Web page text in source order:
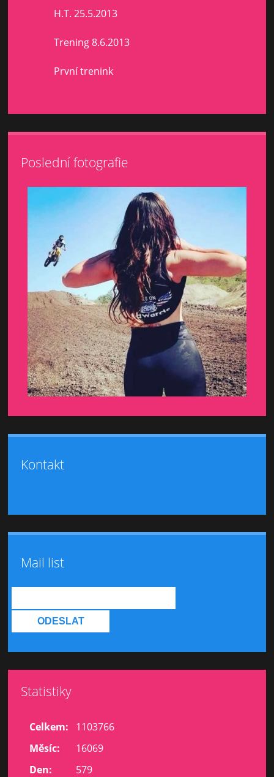
H.T. 25.5.2013
Trening 8.6.2013
První trenink
Poslední fotografie
Kontakt
Mail list
Statistiky
Celkem:
1103766
Měsíc:
16069
Den:
579